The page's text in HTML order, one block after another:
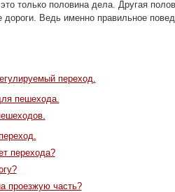
только половина дела. Другая
Ведь именно правильное
переход.
пешехода.
перехода?
проезжую часть?